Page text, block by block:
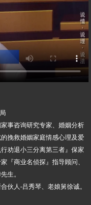
事咨询研究专家、婚姻分析
挽救婚姻家庭情感心理及爱
劝退小三分离第三者』保家
『商业名侦探』指导顾问、
生。
伙人-吕秀琴、老娘舅徐诚。